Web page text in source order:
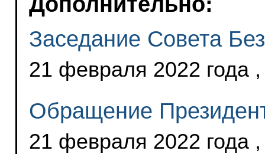
Заседание Совета
21 февраля 2022 года
Обращение
21 февраля 2022 года